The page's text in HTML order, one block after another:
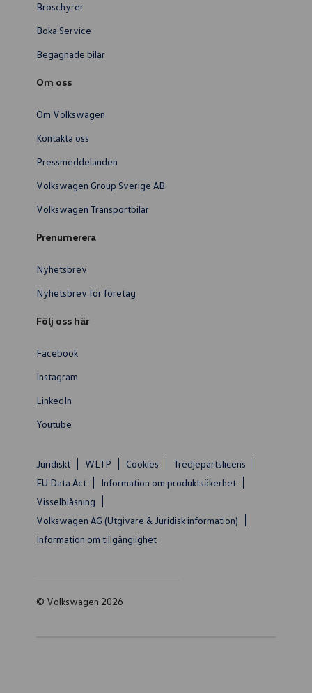
Broschyrer
Boka Service
Begagnade bilar
Om oss
Om Volkswagen
Kontakta oss
Pressmeddelanden
Volkswagen Group Sverige AB
Volkswagen Transportbilar
Prenumerera
Nyhetsbrev
Nyhetsbrev för företag
Följ oss här
Facebook
Instagram
LinkedIn
Youtube
Juridiskt WLTP Cookies
Tredjepartslicens
EU Data Act
Information om produktsäkerhet
Visselblåsning
Volkswagen AG (Utgivare & Juridisk information)
Information om tillgänglighet
© Volkswagen 2026